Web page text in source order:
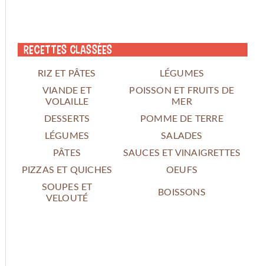
Recettes classées
RIZ ET PÂTES
LÉGUMES
VIANDE ET
VOLAILLE
POISSON ET FRUITS DE
MER
DESSERTS
POMME DE TERRE
LÉGUMES
SALADES
PÂTES
SAUCES ET VINAIGRETTES
PIZZAS ET QUICHES
OEUFS
SOUPES ET
VELOUTÉ
BOISSONS